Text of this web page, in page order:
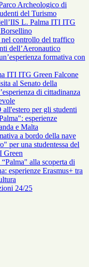
Archeologico di
del Turismo
L. Palma ITI ITG
controllo del traffico
dell’Aeronautico
formativa con
ITI ITG Green Falcone
al Senato della
di cittadinanza
per gli studenti
esperienze
e Malta
a bordo della nave
per una studentessa del
Green
alla scoperta di
esperienze Erasmus+ tra
24/25